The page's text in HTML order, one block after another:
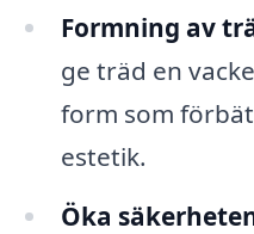
Formning av
ge träd en
form som
estetik.
Öka